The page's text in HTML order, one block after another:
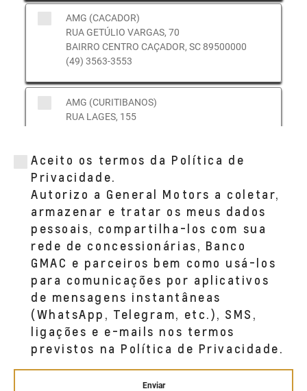
AMG (CACADOR)
RUA GETÚLIO VARGAS, 70
BAIRRO CENTRO CAÇADOR, SC 89500000
(49) 3563-3553
AMG (CURITIBANOS)
RUA LAGES, 155
(49) 3241-2007
AMG (FRAIBURGO)
AVENIDA VIDEIRA, 541
BAIRRO CENTRO FRAIBURGO, SC 89580-
-000
(49) 3566-1011
Aceito os termos da Política de
Privacidade.
Autorizo a General Motors a coletar,
armazenar e tratar os meus dados
pessoais, compartilha-los com sua
rede de concessionárias, Banco
GMAC e parceiros bem como usá-los
para comunicações por aplicativos
de mensagens instantâneas
(WhatsApp, Telegram, etc.), SMS,
ligações e e-mails nos termos
previstos na Política de Privacidade.
Enviar